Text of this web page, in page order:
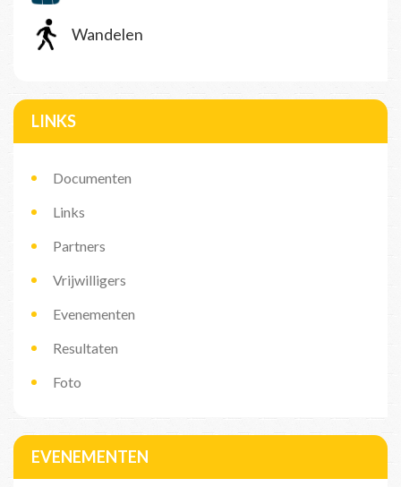
Wandelen
LINKS
Documenten
Links
Partners
Vrijwilligers
Evenementen
Resultaten
Foto
EVENEMENTEN